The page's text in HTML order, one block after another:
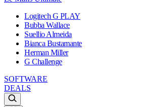
Logitech G PLAY
Bubba Wallace
Suellio Almeida
Bianca Bustamante
Herman Miller
G Challenge
SOFTWARE
DEALS